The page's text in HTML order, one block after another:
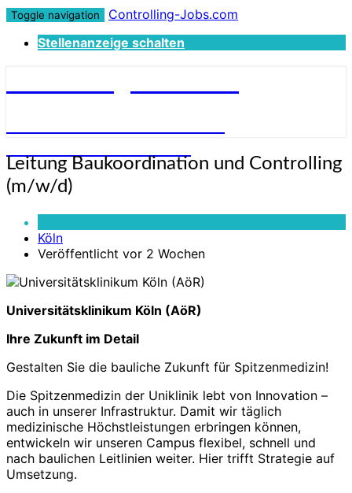
Toggle navigation
Controlling-Jobs.com
Stellenanzeige schalten
Leitung
Baukoordination
und
(m/w/d)
Leitung Baukoordination und Controlling
(m/w/d)
Köln
Veröffentlicht vor 2 Wochen
Universitätsklinikum Köln (AöR)
Ihre Zukunft im Detail
Gestalten Sie die bauliche Zukunft für Spitzenmedizin!
Die Spitzenmedizin der Uniklinik lebt von Innovation –
auch in unserer Infrastruktur. Damit wir täglich
medizinische Höchst­leistungen erbringen können,
entwickeln wir unseren Campus flexibel, schnell und
nach baulichen Leitlinien weiter. Hier trifft Strategie auf
Umsetzung.